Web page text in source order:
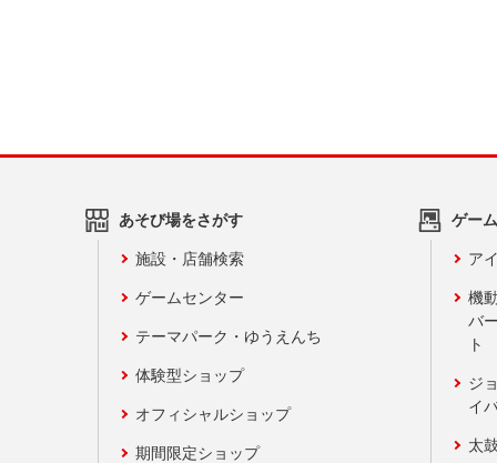
あそび場をさがす
施設・店舗検索
ゲームセンター
テーマパーク・ゆうえんち
体験型ショップ
オフィシャルショップ
期間限定ショップ
ゲー
ア
機
バ
ト
ジ
イ
太